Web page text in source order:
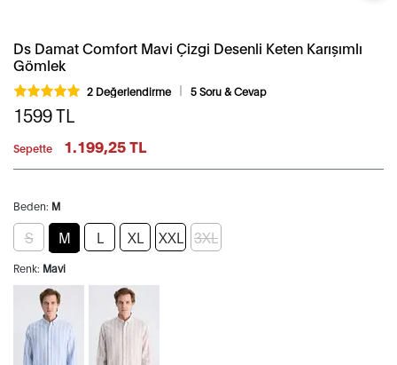
Ds Damat Comfort Mavi Çizgi Desenli Keten Karışımlı
Gömlek
2 Değerlendirme 5 Soru & Cevap
1599TL
Sepette 1.199,25 TL
Beden: M
S M L XL XXL 3XL
Renk: Mavi